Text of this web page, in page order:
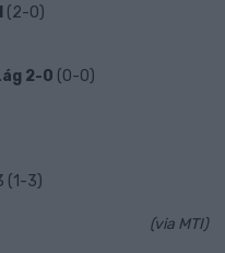
(2-0)
2-0 (0-0)
(1-3)
(via MTI)